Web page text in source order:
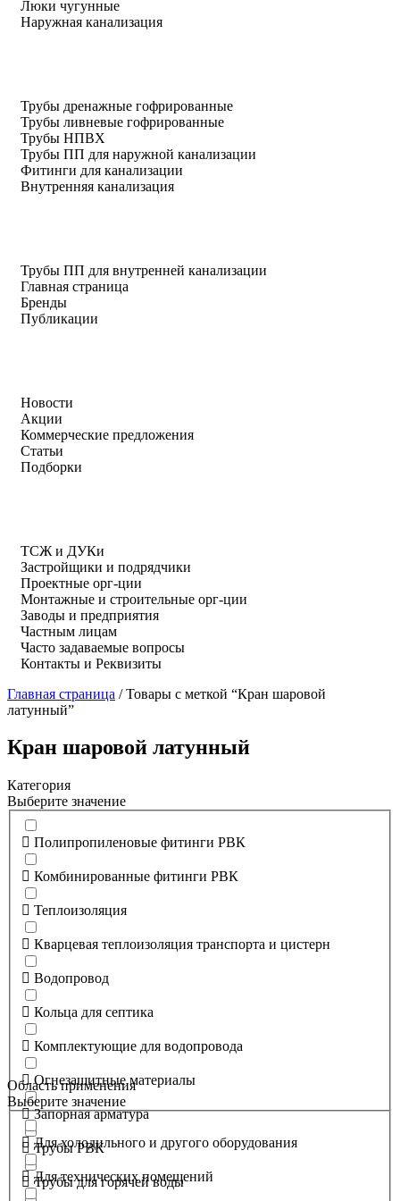
Люки чугунные
Наружная канализация
Трубы дренажные гофрированные
Трубы ливневые гофрированные
Трубы НПВХ
Трубы ПП для наружной канализации
Фитинги для канализации
Внутренняя канализация
Трубы ПП для внутренней канализации
Главная страница
Бренды
Публикации
Новости
Акции
Коммерческие предложения
Статьи
Подборки
ТСЖ и ДУКи
Застройщики и подрядчики
Проектные орг-ции
Монтажные и строительные орг-ции
Заводы и предприятия
Частным лицам
Часто задаваемые вопросы
Контакты и Реквизиты
Главная страница /Товары с меткой “Кран шаровой
латунный”
Кран шаровой латунный
Категория
Выберите значение
Полипропиленовые фитинги РВК
Комбинированные фитинги РВК
Теплоизоляция
Кварцевая теплоизоляция транспорта и цистерн
Водопровод
Кольца для септика
Комплектующие для водопровода
Огнезащитные материалы
Запорная арматура
Трубы РВК
Трубы для горячей воды
Область применения
Выберите значение
Для холодильного и другого оборудования
Для технических помещений